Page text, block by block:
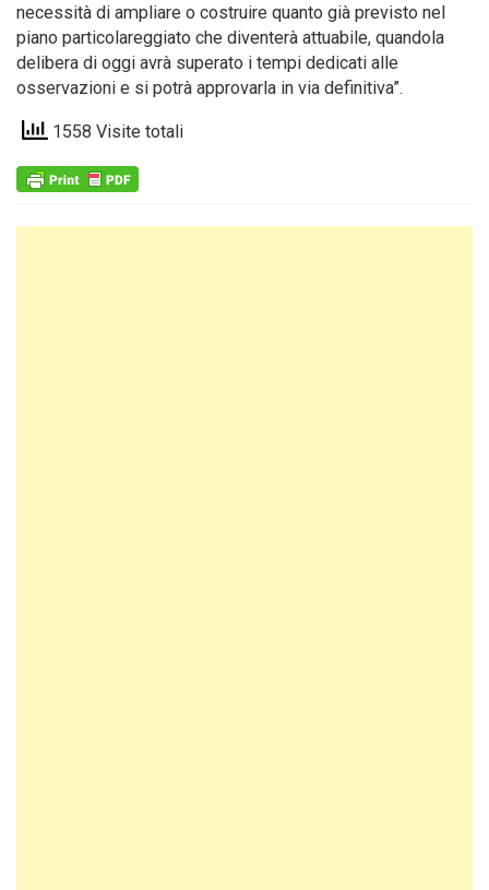
necessità di ampliare o costruire quanto già previsto nel
piano particolareggiato che diventerà attuabile, quandola
delibera di oggi avrà superato i tempi dedicati alle
osservazioni e si potrà approvarla in via definitiva”.
1558 Visite totali